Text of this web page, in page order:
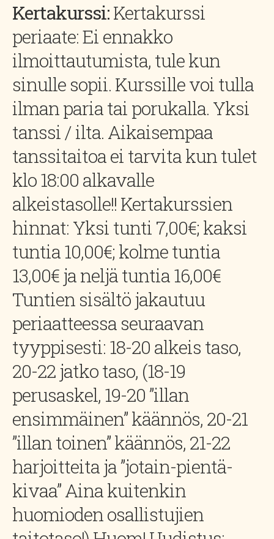
Kertakurssi:Kertakurssi
periaate: Ei ennakko
ilmoittautumista, tule kun
sinulle sopii. Kurssille voi tulla
ilman paria tai porukalla. Yksi
tanssi / ilta. Aikaisempaa
tanssitaitoa ei tarvita kun tulet
klo 18:00 alkavalle
alkeistasolle!! Kertakurssien
hinnat: Yksi tunti 7,00€; kaksi
tuntia 10,00€; kolme tuntia
13,00€ ja neljä tuntia 16,00€
Tuntien sisältö jakautuu
periaatteessa seuraavan
tyyppisesti: 18-20 alkeis taso,
20-22 jatko taso, (18-19
perusaskel, 19-20 ”illan
ensimmäinen” käännös, 20-21
”illan toinen” käännös, 21-22
harjoitteita ja ”jotain-pientä-
kivaa” Aina kuitenkin
huomioden osallistujien